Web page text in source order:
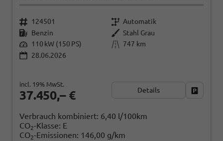
124501
Automatik
Benzin
Stahl Grau
110 kW (150 PS)
747 km
28.06.2026
37.450,– €
incl. 19% MwSt.
Details
Verbrauch kombiniert: 6,40 l/100km
CO2-Klasse: E
CO2-Emissionen: 146,00 g/km